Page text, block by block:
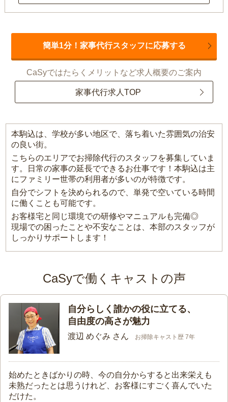
簡単1分！家事代行スタッフに応募する
CaSyではたらくメリットなど求人概要のご案内
家事代行求人TOP
本駒込は、学校が多い地区で、落ち着いた雰囲気の治安
の良い街。
こちらのエリアでお掃除代行のスタッフを募集していま
す。日常の家事の延長でできるお仕事です！本駒込は主
にファミリー世帯の利用者が多いのが特徴です。
自分でシフトを決められるので、単発で空いている時間
に働くことも可能です。
お客様宅と同じ環境での研修やマニュアルも完備◎
現場での困ったことや不安なことは、本部のスタッフが
しっかりサポートします！
CaSyで働くキャストの声
自分らしく誰かの役に立てる、
自由度の高さが魅力
渡辺 めぐみ さん お掃除キャスト歴 7年
始めたときばかりの時、今の自分からすると出来栄えも
未熟だったとは思うけれど、お客様にすごく喜んでいた
だけた。